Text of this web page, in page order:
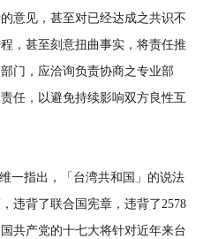
意见，甚至对已经达成之共识不
，甚至刻意扭曲事实，将责任推
门，应洽询负责协商之专业部
任，以避免持续影响双方良性互
一指出，「台湾共和国」的说法
违背了联合国宪章，违背了2578
共产党的十七大将针对近年来台